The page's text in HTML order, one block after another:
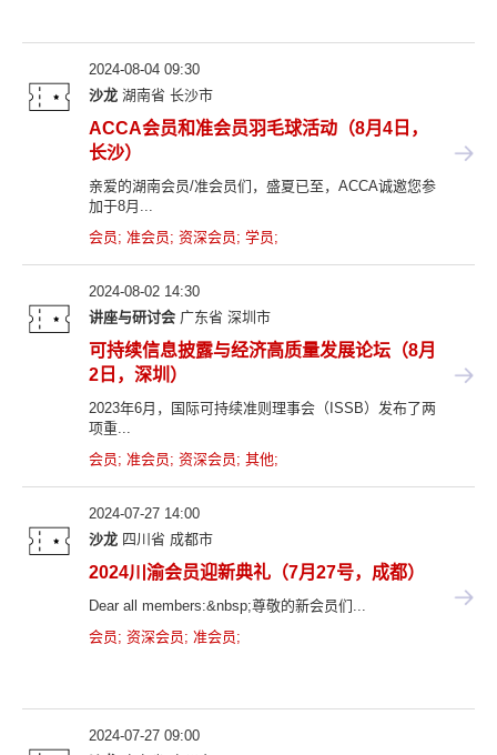
2024-08-04 09:30
沙龙 湖南省 长沙市
ACCA会员和准会员羽毛球活动（8月4日，
长沙）
亲爱的湖南会员/准会员们，盛夏已至，ACCA诚邀您参
加于8月...
会员; 准会员; 资深会员; 学员;
2024-08-02 14:30
讲座与研讨会 广东省 深圳市
可持续信息披露与经济高质量发展论坛（8月
2日，深圳）
2023年6月，国际可持续准则理事会（ISSB）发布了两
项重...
会员; 准会员; 资深会员; 其他;
2024-07-27 14:00
沙龙 四川省 成都市
2024川渝会员迎新典礼（7月27号，成都）
Dear all members:&nbsp;尊敬的新会员们...
会员; 资深会员; 准会员;
2024-07-27 09:00